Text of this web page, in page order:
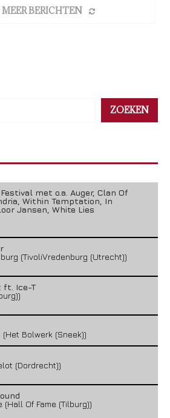
BERICHTEN
ZOEKEN
met o.a. Auger, Clan Of
Within Temptation, In
Jansen, White Lies
(TivoliVredenburg (Utrecht))
ft. Ice-T
Bolwerk (Sneek))
(Dordrecht))
(Hall Of Fame (Tilburg))